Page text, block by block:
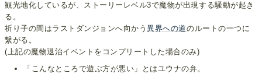
観光地化しているが、ストーリーレベル3で魔物が出現する騒動が起き
る。
祈り子の間はラストダンジョンへ向かう異界への道のルートの一つに
繋がる。
(上記の魔物退治イベントをコンプリートした場合のみ)
「こんなところで遊ぶ方が悪い」とはユウナの弁。